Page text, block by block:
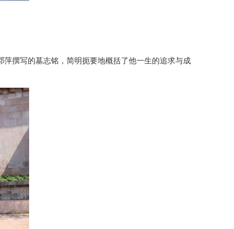
萍撰写的墓志铭，简明扼要地概括了他一生的追求与成